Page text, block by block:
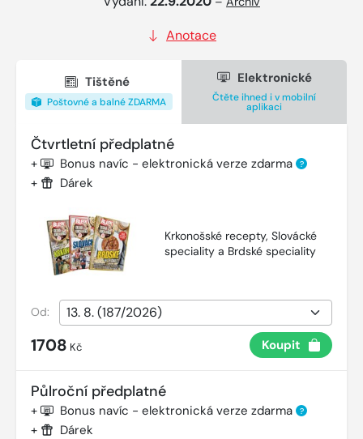
Anotace
Tištěné
Poštovné a balné ZDARMA
Elektronické
Čtěte ihned i v mobilní
aplikaci
Čtvrtletní předplatné
+ Bonus navíc - elektronická verze zdarma ?
+ Dárek
Krkonošské recepty, Slovácké
speciality a Brdské speciality
Od:
1708 Kč Koupit
Půlroční předplatné
+ Bonus navíc - elektronická verze zdarma ?
+ Dárek